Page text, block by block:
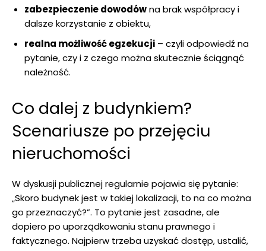
zabezpieczenie dowodówna brak współpracy i
dalsze korzystanie z obiektu,
realna możliwość egzekucji – czyli odpowiedź na
pytanie, czy i z czego można skutecznie ściągnąć
należność.
Co dalej z budynkiem?
Scenariusze po przejęciu
nieruchomości
W dyskusji publicznej regularnie pojawia się pytanie:
„Skoro budynek jest w takiej lokalizacji, to na co można
go przeznaczyć?”. To pytanie jest zasadne, ale
dopiero po uporządkowaniu stanu prawnego i
faktycznego. Najpierw trzeba uzyskać dostęp, ustalić,